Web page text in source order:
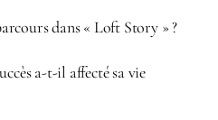
dans « Loft Story » ?
a-t-il affecté sa vie